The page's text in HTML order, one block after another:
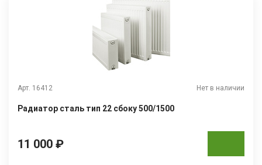
Арт. 16412 Нет в наличии
Радиатор сталь тип 22 сбоку 500/1500
11 000 ₽